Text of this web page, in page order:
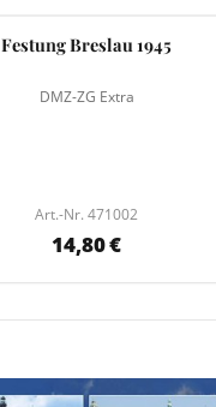
Festung Breslau 1945
DMZ-ZG Extra
Art.-Nr. 471002
14,80 €